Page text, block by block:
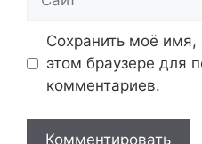
Сохранить моё имя,
этом браузере для
комментариев.